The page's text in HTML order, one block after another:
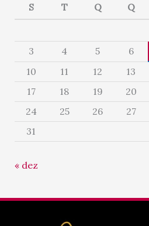
S T Q Q
3
4 5 6
10
11 12 13
17
18 19 20
24
25 26 27
31
« dez